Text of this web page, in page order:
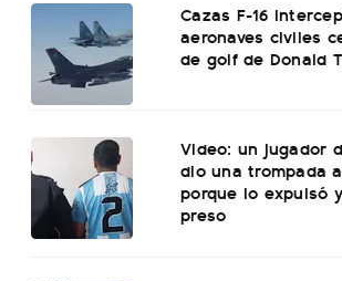
Cazas F-16
aeronaves civiles
de golf de Donald
Video: un jugador
dio una trompada
porque lo expulsó
preso